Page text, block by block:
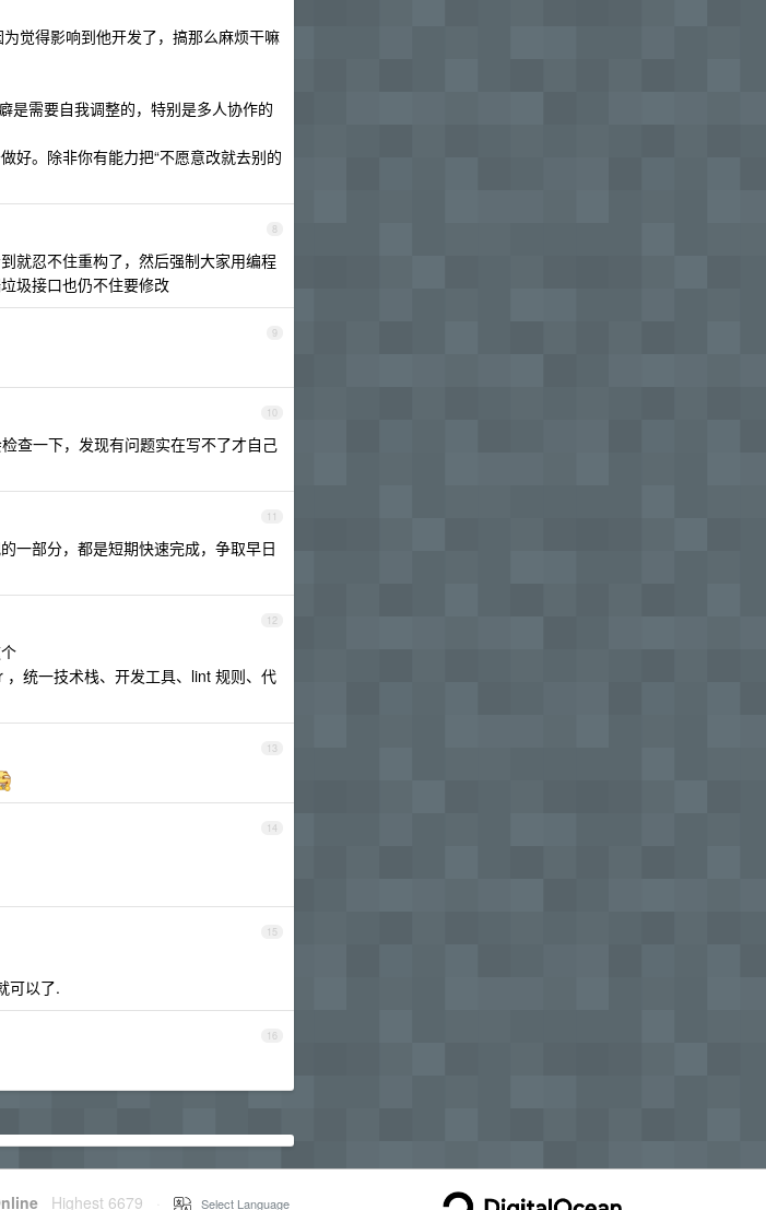
觉得影响到他开发了，搞那么麻烦干嘛
是需要自我调整的，特别是多人协作的
好。除非你有能力把“不愿意改就去别的
8
就忍不住重构了，然后强制大家用编程
圾接口也仍不住要修改
9
10
查一下，发现有问题实在写不了才自己
11
一部分，都是短期快速完成，争取早日
12
统一技术栈、开发工具、lint 规则、代
13
14
15
可以了.
16
Highest 6679 Select Language